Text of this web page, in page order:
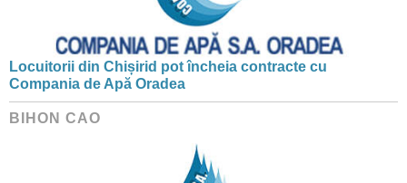
Locuitorii din Chișirid pot încheia contracte cu
Compania de Apă Oradea
BIHON CAO